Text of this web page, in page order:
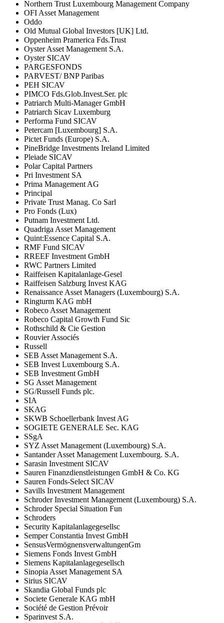
Northern Trust Luxembourg Management Company
OFI Asset Management
Oddo
Old Mutual Global Investors [UK] Ltd.
Oppenheim Pramerica Fds.Trust
Oyster Asset Management S.A.
Oyster SICAV
PARGESFONDS
PARVEST/ BNP Paribas
PEH SICAV
PIMCO Fds.Glob.Invest.Ser. plc
Patriarch Multi-Manager GmbH
Patriarch Sicav Luxemburg
Performa Fund SICAV
Petercam [Luxembourg] S.A.
Pictet Funds (Europe) S.A.
PineBridge Investments Ireland Limited
Pleiade SICAV
Polar Capital Partners
Pri Investment SA
Prima Management AG
Principal
Private Trust Manag. Co Sarl
Pro Fonds (Lux)
Putnam Investment Ltd.
Quadriga Asset Management
Quint:Essence Capital S.A.
RMF Fund SICAV
RREEF Investment GmbH
RWC Partners Limited
Raiffeisen Kapitalanlage-Gesel
Raiffeisen Salzburg Invest KAG
Renaissance Asset Managers (Luxembourg) S.A.
Ringturm KAG mbH
Robeco Asset Management
Robeco Capital Growth Fund Sic
Rothschild & Cie Gestion
Rouvier Associés
Russell
SEB Asset Management S.A.
SEB Invest Luxembourg S.A.
SEB Investment GmbH
SG Asset Management
SG/Russell Funds plc.
SIA
SKAG
SKWB Schoellerbank Invest AG
SOGIETE GENERALE Sec. KAG
SSgA
SYZ Asset Management (Luxembourg) S.A.
Santander Asset Management Luxembourg. S.A.
Sarasin Investment SICAV
Sauren Finanzdienstleistungen GmbH & Co. KG
Sauren Fonds-Select SICAV
Savills Investment Management
Schroder Investment Management (Luxembourg) S.A.
Schroder Special Situation Fun
Schroders
Security Kapitalanlagegesellsc
Semper Constantia Invest GmbH
SensusVermögnensverwaltungenGm
Siemens Fonds Invest GmbH
Siemens Kapitalanlagegesellsch
Sinopia Asset Management SA
Sirius SICAV
Skandia Global Funds plc
Societe Generale KAG mbH
Société de Gestion Prévoir
Sparinvest S.A.